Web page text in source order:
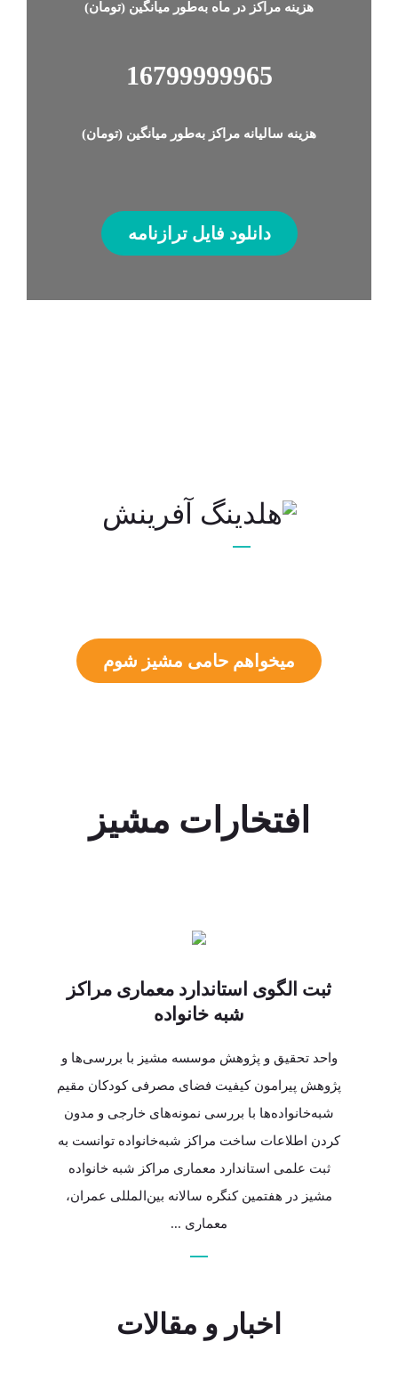
هزینه ‌مراکز در ماه ‌به‌‌طور میانگین (تومان)
16799999976
هزینه‌ سالیانه ‌مراکز به‌طور میانگین (تومان)
دانلود فایل ترازنامه
میخواهم حامی مشیز شوم
افتخارات مشیز
نشان رزین مسئولیت اجتماعی
1395 نشان زرین مسئولیت اجتماعی از سوی ریاست
جمهور به موسسه خیریه مشیز اهدا شد.
ثبت الگوی استاندارد معماری مراکز
شبه خانواده
واحد تحقیق و پژوهش موسسه مشیز با بررسی‌ها و
پژوهش پیرامون کیفیت فضای مصرفی کودکان مقیم
شبه‌خانواده‌ها با بررسی نمونه‌های خارجی و مدون
کردن اطلاعات ساخت مراکز شبه‌خانواده توانست به
ثبت علمی استاندارد معماری مراکز شبه خانواده
مشیز در هفتمین کنگره سالانه بین‌المللی عمران،
معماری ...
مشاور ویژه سازمان ملل متحد
کرد. مشیز با دریافت این مقام قادر خواهد بود تا
فعالانه با شورای اقتصادی و اجتماعی و نهادهای
وابسته به آن، همچنین ...
اخبار و مقالات